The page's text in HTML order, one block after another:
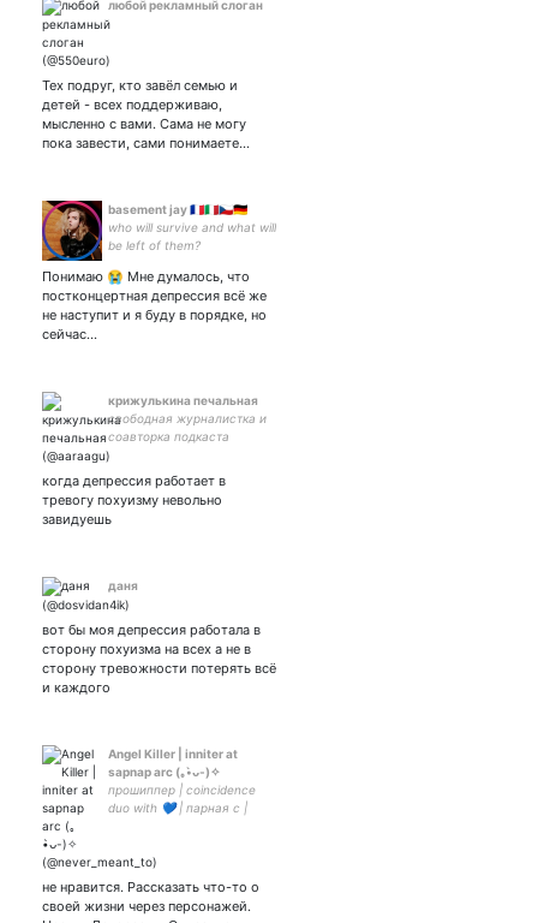
любой рекламный слоган
Тех подруг, кто завёл семью и
детей - всех поддерживаю,
мысленно с вами. Сама не могу
пока завести, сами понимаете…
basement jay 🇨🇵🇮🇹🇨🇿🇩🇪
who will survive and what will
be left of them?
Понимаю 😭 Мне думалось, что
постконцертная депрессия всё же
не наступит и я буду в порядке, но
сейчас…
крижулькина печальная
свободная журналистка и
соавторка подкаста
ОКУЛАС // закрытка // she/
когда депрессия работает в
тревогу похуизму невольно
завидуешь
даня
вот бы моя депрессия работала в
сторону похуизма на всех а не в
сторону тревожности потерять всё
и каждого
Angel Killer | inniter at
sapnap arc (｡•̀ᴗ-)✧
прошиппер | coincidence
duo with 💙 | парная с |
не нравится. Рассказать что-то о
своей жизни через персонажей.